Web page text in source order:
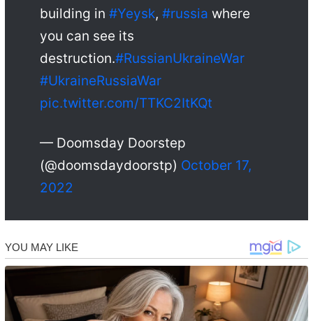
building in #Yeysk, #russia where
you can see its
destruction.#RussianUkraineWar
#UkraineRussiaWar
pic.twitter.com/TTKC2ItKQt
— Doomsday Doorstep
(@doomsdaydoorstp) October 17,
2022